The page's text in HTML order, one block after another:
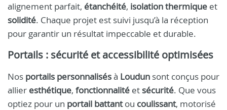
alignement parfait, étanchéité, isolation thermique et
solidité. Chaque projet est suivi jusqu’à la réception
pour garantir un résultat impeccable et durable.
Portails : sécurité et accessibilité optimisées
Nos portails personnalisésà Loudun sont conçus pour
allier esthétique, fonctionnalité et sécurité. Que vous
optiez pour un portail battantou coulissant, motorisé